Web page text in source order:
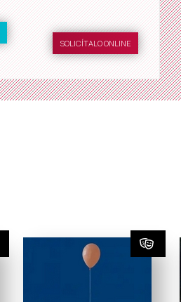
SOLICÍTALO ONLINE